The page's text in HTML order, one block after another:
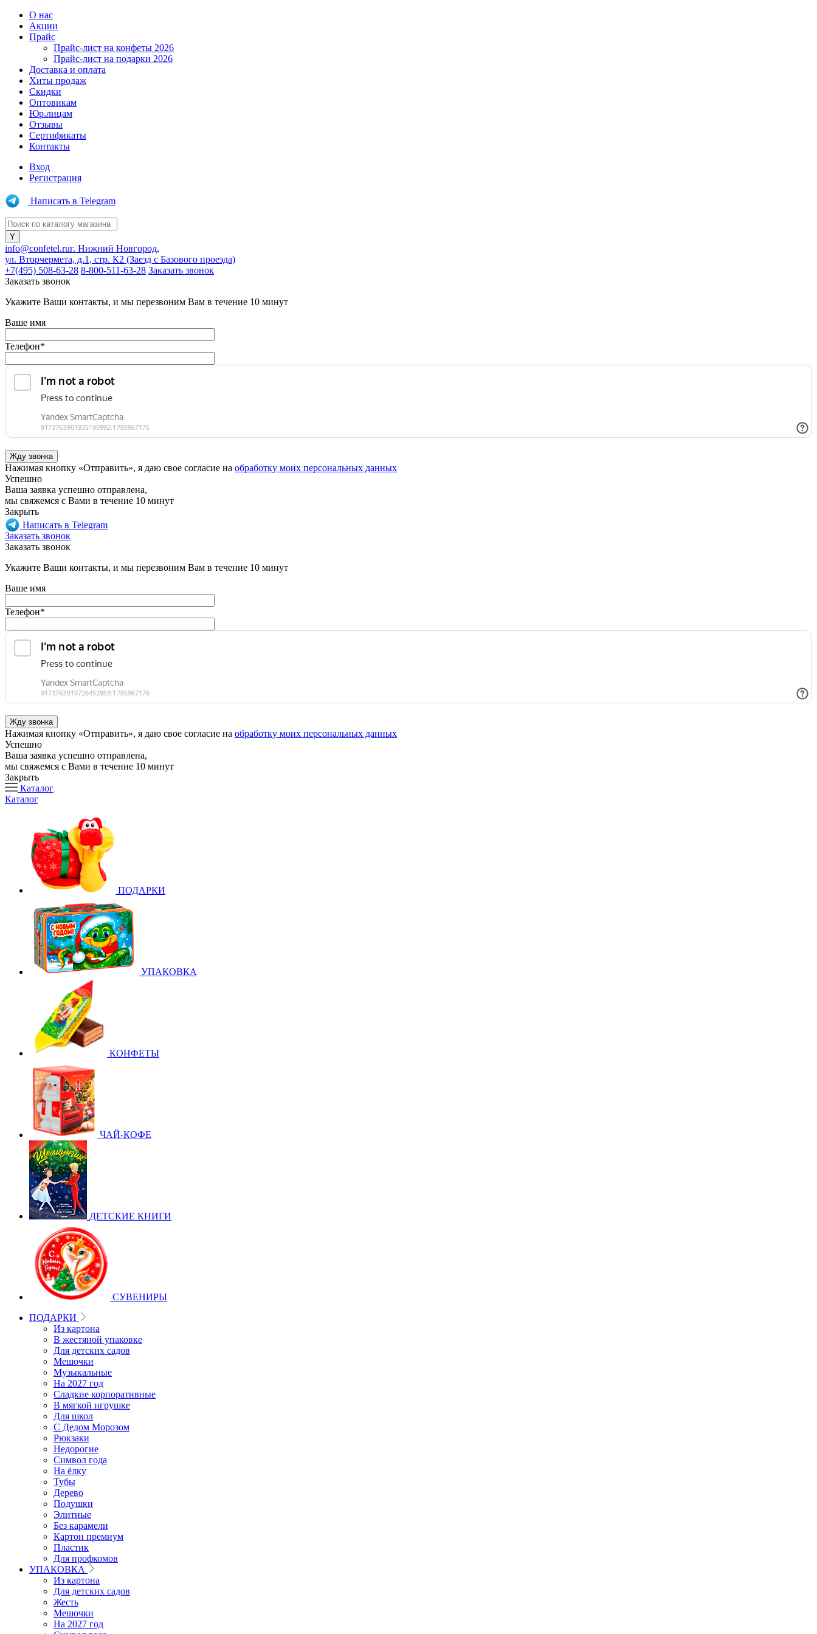
О нас
Акции
Прайс
Прайс-лист на конфеты 2026
Прайс-лист на подарки 2026
Доставка и оплата
Хиты продаж
Скидки
Оптовикам
Юр.лицам
Отзывы
Сертификаты
Контакты
Вход
Регистрация
Написать в Telegram
info@confetel.ruг. Нижний Новгород,
ул. Вторчермета, д.1, стр. К2 (Заезд с Базового проезда)
+7(495) 508-63-28 8-800-511-63-28 Заказать звонок
Заказать звонок
Укажите Ваши контакты, и мы перезвоним Вам в течение 10 минут
Ваше имя
Телефон*
Нажимая кнопку «Отправить», я даю свое согласие на обработку моих персональных данных
Успешно
Ваша заявка успешно отправлена,
мы свяжемся с Вами в течение 10 минут
Закрыть
Написать в Telegram
Заказать звонок
Заказать звонок
Укажите Ваши контакты, и мы перезвоним Вам в течение 10 минут
Ваше имя
Телефон*
Нажимая кнопку «Отправить», я даю свое согласие на обработку моих персональных данных
Успешно
Ваша заявка успешно отправлена,
мы свяжемся с Вами в течение 10 минут
Закрыть
Каталог
Каталог
ПОДАРКИ
УПАКОВКА
КОНФЕТЫ
ЧАЙ-КОФЕ
ДЕТСКИЕ КНИГИ
СУВЕНИРЫ
ПОДАРКИ
Из картона
В жестяной упаковке
Для детских садов
Мешочки
Музыкальные
На 2027 год
Сладкие корпоративные
В мягкой игрушке
Для школ
С Дедом Морозом
Рюкзаки
Недорогие
Символ года
На ёлку
Тубы
Дерево
Подушки
Элитные
Без карамели
Картон премиум
Пластик
Для профкомов
УПАКОВКА
Из картона
Для детских садов
Жесть
Мешочки
На 2027 год